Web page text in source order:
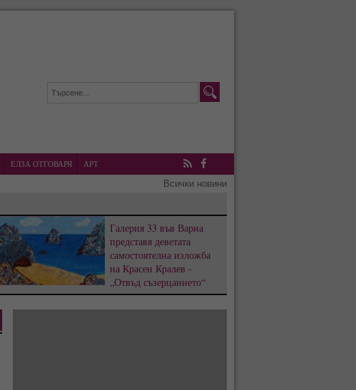
ЕЛЗА ОТГОВАРЯ
АРТ
RSS Facebook
Всички новини
Галерия 33 във Варна
представя деветата
самостоятелна изложба
на Красен Кралев -
„Отвъд съзерцанието“